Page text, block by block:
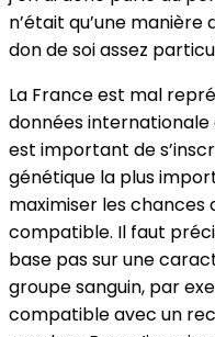
n’était qu’une
don de soi assez
La France est mal
données internationale
est important de
génétique la plus
maximiser les
compatible. Il faut
base pas sur une
groupe sanguin, par
compatible avec un